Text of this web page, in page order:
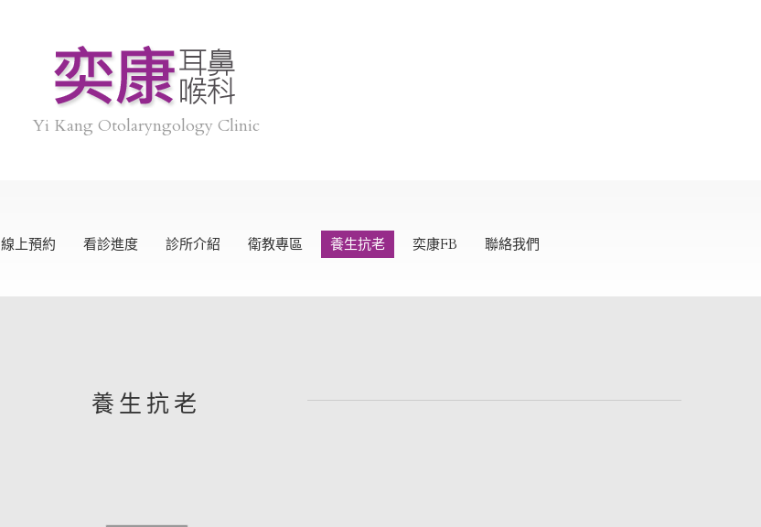
Yi Kang Otolaryngology Clinic
線上預約 看診進度 診所介紹 衛教專區 養生抗老 奕康FB 聯絡我們
養生抗老